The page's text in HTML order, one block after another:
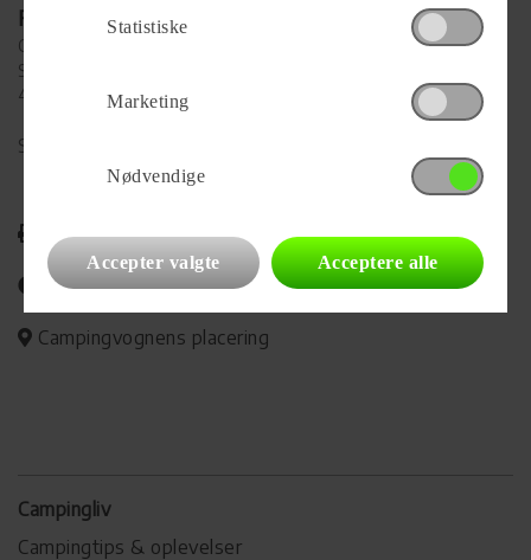
Forhandler
Campinggården Slagelse
Sorøvej 97
4200 Slagelse
Se alle
Udskriv
Del på Facebook
Campingvognens placering
Campingliv
Campingtips & oplevelser
Statistiske
Marketing
Nødvendige
Accepter valgte Acceptere alle